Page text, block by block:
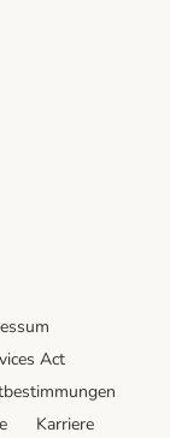
Act
Karriere